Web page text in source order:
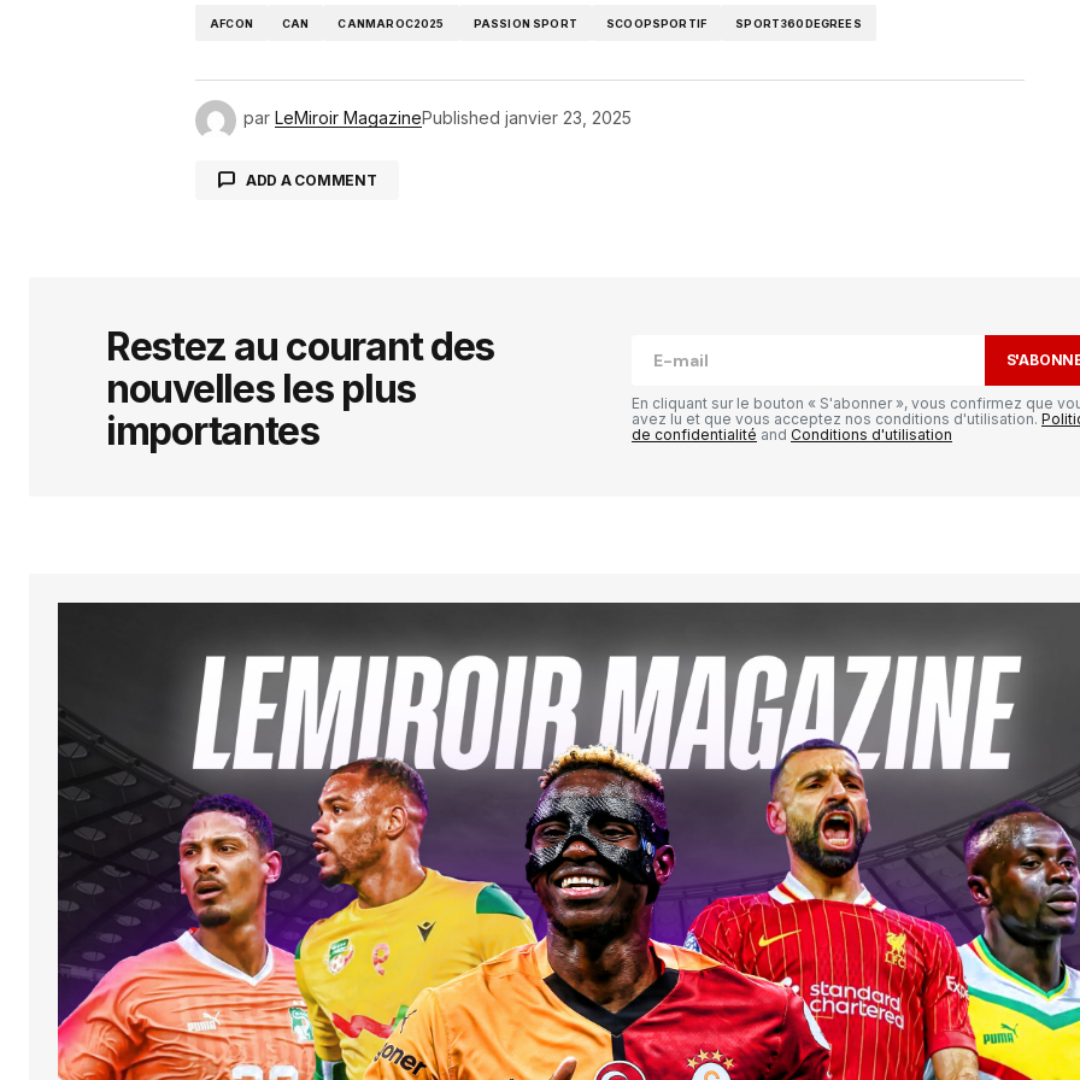
AFCON CAN CANMAROC2025 PASSION SPORT SCOOPSPORTIF SPORT360DEGREES
par LeMiroir MagazinePublished janvier 23, 2025
ADD A COMMENT
Comment *
Enregistrer mon nom, mon e-mail et
SUBMIT COMMENT
Restez au courant des
nouvelles les plus
importantes
En cliquant sur le bouton « S'abonner », vous confirmez que
avez lu et que vous acceptez nos conditions d'utilisation.
de confidentialité and Conditions d'utilisation